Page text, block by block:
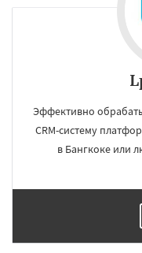
Эффективно
CRM-систему
в Бангкоке или